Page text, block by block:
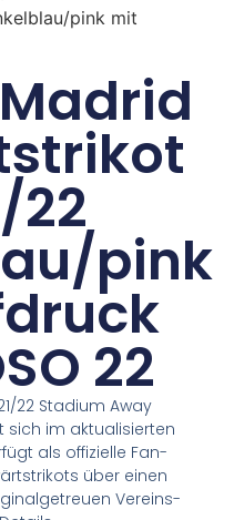
pink mit
22
pink
22
22 Stadium Away
sich im aktualisierten
als offizielle Fan-
über einen
Vereins-